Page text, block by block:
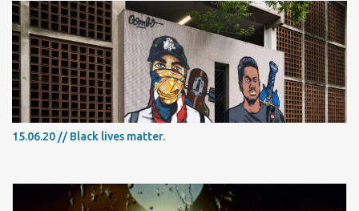
15.06.20 // Black lives matter.